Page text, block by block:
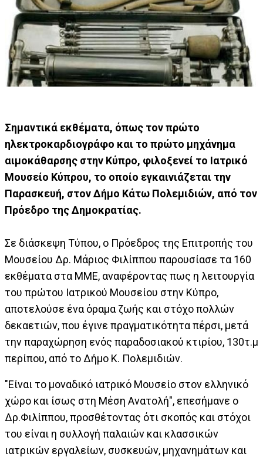
Σημαντικά εκθέματα, όπως τον πρώτο
ηλεκτροκαρδιογράφο και το πρώτο μηχάνημα
αιμοκάθαρσης στην Κύπρο, φιλοξενεί το Ιατρικό
Μουσείο Κύπρου, το οποίο εγκαινιάζεται την
Παρασκευή, στον Δήμο Κάτω Πολεμιδιών, από τον
Πρόεδρο της Δημοκρατίας.
Σε διάσκεψη Τύπου, ο Πρόεδρος της Επιτροπής του
Μουσείου Δρ. Μάριος Φιλίππου παρουσίασε τα 160
εκθέματα στα ΜΜΕ, αναφέροντας πως η λειτουργία
του πρώτου Ιατρικού Μουσείου στην Κύπρο,
αποτελούσε ένα όραμα ζωής και στόχο πολλών
δεκαετιών, που έγινε πραγματικότητα πέρσι, μετά
την παραχώρηση ενός παραδοσιακού κτιρίου, 130τ.μ
περίπου, από το Δήμο Κ. Πολεμιδιών.
"Είναι το μοναδικό ιατρικό Μουσείο στον ελληνικό
χώρο και ίσως στη Μέση Ανατολή", επεσήμανε ο
Δρ.Φιλίππου, προσθέτοντας ότι σκοπός και στόχοι
του είναι η συλλογή παλαιών και κλασσικών
ιατρικών εργαλείων, συσκευών, μηχανημάτων και